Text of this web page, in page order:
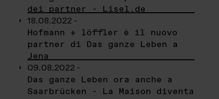
dei partner - Lisel.de
18.08.2022 -
Hofmann + löffler è il nuovo
partner di Das ganze Leben a
Jena
09.08.2022 -
Das ganze Leben ora anche a
Saarbrücken - La Maison diventa